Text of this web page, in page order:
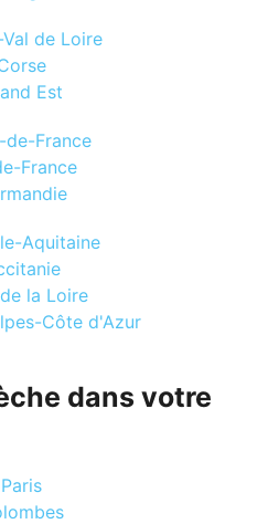
de Loire
Est
de-France
France
Aquitaine
la Loire
Côte d'Azur
dans votre
Paris